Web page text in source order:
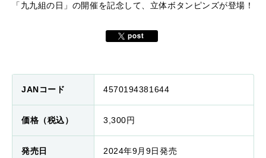
「九九組の日」の開催を記念して、立体ボタンピンズが登場！
JANコード 4570194381644
価格（税込） 3,300円
発売日 2024年9月9日発売